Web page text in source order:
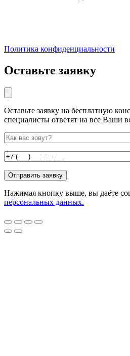
Политика конфиденциальности
Оставьте заявку
Оставьте заявку на бесплатную
специалисты ответят на все Ваши
Нажимая кнопку выше, вы даёте
персональных данных.